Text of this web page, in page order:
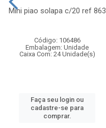
Mini piao solapa c/20 ref 863
Código: 106486
Embalagem: Unidade
Caixa Com: 24 Unidade(s)
Faça seu login ou
cadastre-se para
comprar.